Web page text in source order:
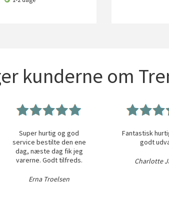
kunderne om
Super hurtig og god
service bestilte den ene
dag, næste dag fik jeg
varerne. Godt tilfreds.
Erna Troelsen
Fantastisk
godt
Charlotte